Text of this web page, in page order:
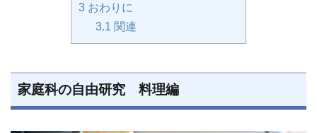
3 おわりに
3.1 関連
家庭科の自由研究 料理編